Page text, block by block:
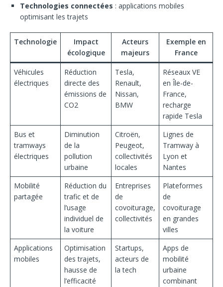
Technologies connectées : applications mobiles
optimisant les trajets
Technologie
Impact
écologique
Acteurs
majeurs
Exemple en
France
Véhicules
électriques
Réduction
directe des
émissions de
CO2
Tesla,
Renault,
Nissan,
BMW
Réseaux VE
en Île-de-
France,
recharge
rapide Tesla
Bus et
tramways
électriques
Diminution
de la
pollution
urbaine
Citroën,
Peugeot,
collectivités
locales
Lignes de
Tramway à
Lyon et
Nantes
Mobilité
partagée
Réduction du
trafic et de
l’usage
individuel de
la voiture
Entreprises
de
covoiturage,
collectivités
Plateformes
de
covoiturage
en grandes
villes
Applications
mobiles
Optimisation
des trajets,
hausse de
l’efficacité
Startups,
acteurs de
la tech
Apps de
mobilité
urbaine
combinant